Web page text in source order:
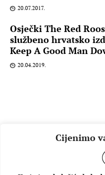
Cijenimo
20.07.2017.
Osječki The Red
službeno hrvatsko
Keep A Good Man
20.04.2019.